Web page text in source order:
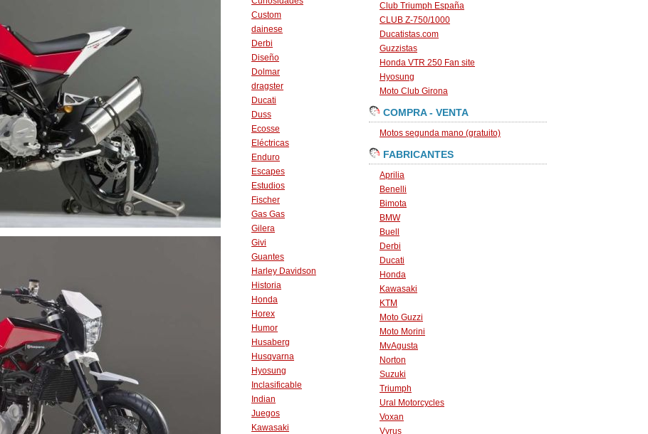
Custom
dainese
Derbi
Diseño
Dolmar
dragster
Ducati
Duss
Ecosse
Eléctricas
Enduro
Escapes
Estudios
Fischer
Gas Gas
Gilera
Givi
Guantes
Harley Davidson
Historia
Honda
Horex
Humor
Husaberg
Husqvarna
Hyosung
Inclasificable
Indian
Juegos
Kawasaki
Club Triumph España
CLUB Z-750/1000
Ducatistas.com
Guzzistas
Honda VTR 250 Fan site
Hyosung
Moto Club Girona
COMPRA - VENTA
Motos segunda mano (gratuito)
FABRICANTES
Aprilia
Benelli
Bimota
BMW
Buell
Derbi
Ducati
Honda
Kawasaki
KTM
Moto Guzzi
Moto Morini
MvAgusta
Norton
Suzuki
Triumph
Ural Motorcycles
Voxan
Vyrus